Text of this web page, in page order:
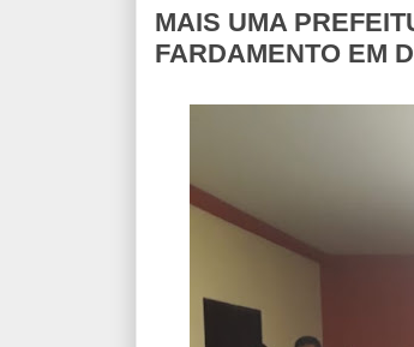
MAIS UMA
FARDAMENTO EM